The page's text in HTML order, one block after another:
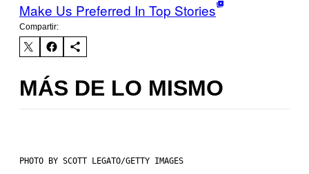
Make Us Preferred In Top Stories
Compartir:
MÁS DE LO MISMO
PHOTO BY SCOTT LEGATO/GETTY IMAGES